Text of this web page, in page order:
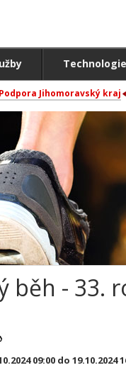
Technologie
Podpora Jihomoravský kraj
běh - 33.
09:00 do 19.10.2024